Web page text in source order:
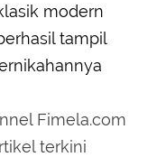
modern
tampil
Fimela.com
terkini